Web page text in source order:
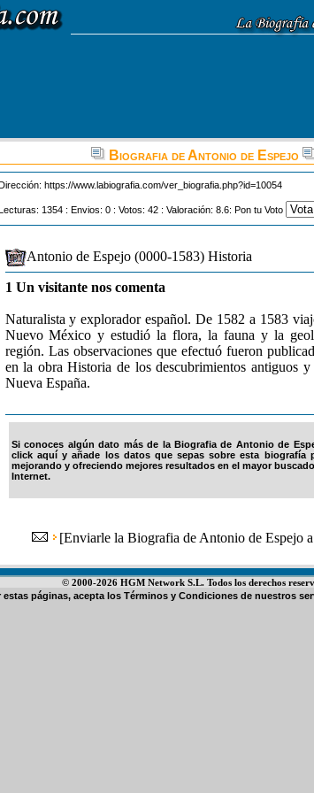
Biografia de Antonio de Espejo
https://www.labiografia.com/ver_biografia.php?id=10054
1354 : Envios: 0 : Votos: 42 : Valoración: 8.6: Pon tu Voto
Antonio de Espejo (0000-1583) Historia
1 Un visitante nos comenta
Naturalista y explorador español. De 1582 a 1583
Nuevo México y estudió la flora, la fauna y la
región. Las observaciones que efectuó fueron
en la obra Historia de los descubrimientos antiguos y
Nueva España.
Si conoces algún dato más de la Biografia de Antonio de
click aquí y añade los datos que sepas sobre esta biografía
mejorando y ofreciendo mejores resultados en el mayor
Internet.
[Enviarle la Biografia de Antonio de Espejo
© 2000-2026 HGM Network S.L. Todos los derechos
estas páginas, acepta los Términos y Condiciones de nuestros